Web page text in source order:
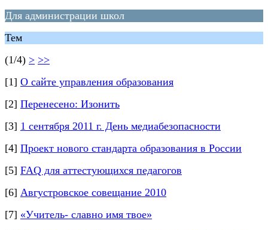
Для администрации школ
Тем
(1/4) > >>
[1] О сайте управления образования
[2] Перенесено: Изонить
[3] 1 сентября 2011 г. День медиабезопасности
[4] Проект нового стандарта образования в России
[5] FAQ для аттестующихся педагогов
[6] Августровское совещание 2010
[7] «Учитель- славно имя твое»